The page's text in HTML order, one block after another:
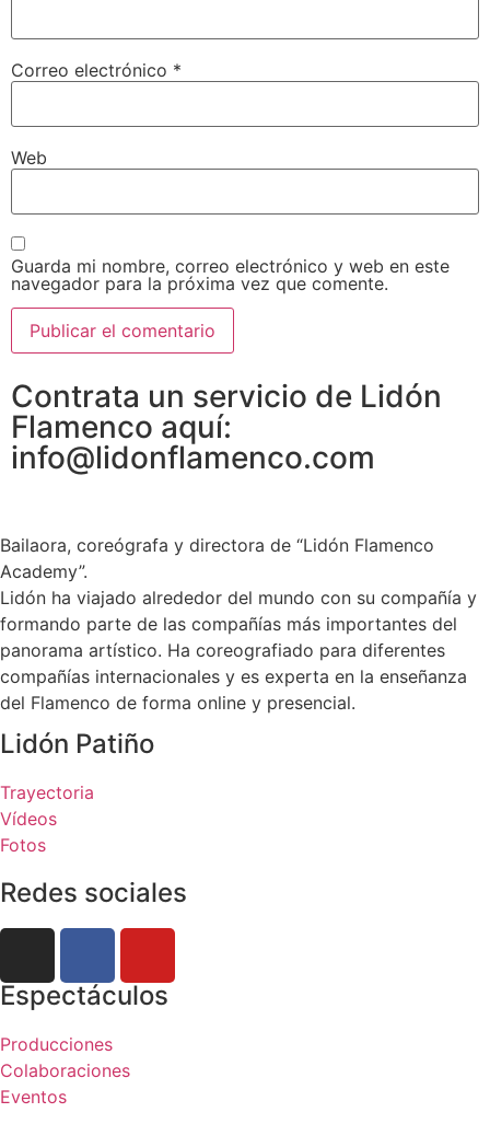
Correo electrónico *
Web
Guarda mi nombre, correo electrónico y web en este
navegador para la próxima vez que comente.
Contrata un servicio de Lidón
Flamenco aquí:
info@lidonflamenco.com
Bailaora, coreógrafa y directora de “Lidón Flamenco
Academy”.
Lidón ha viajado alrededor del mundo con su compañía y
formando parte de las compañías más importantes del
panorama artístico. Ha coreografiado para diferentes
compañías internacionales y es experta en la enseñanza
del Flamenco de forma online y presencial.
Lidón Patiño
Trayectoria
Vídeos
Fotos
Redes sociales
Espectáculos
Producciones
Colaboraciones
Eventos